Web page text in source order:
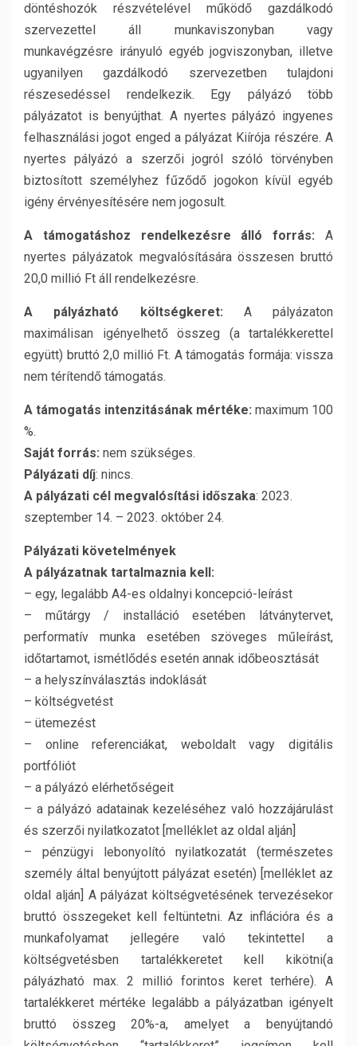
döntéshozók részvételével működő gazdálkodó
szervezettel áll munkaviszonyban vagy
munkavégzésre irányuló egyéb jogviszonyban, illetve
ugyanilyen gazdálkodó szervezetben tulajdoni
részesedéssel rendelkezik. Egy pályázó több
pályázatot is benyújthat. A nyertes pályázó ingyenes
felhasználási jogot enged a pályázat Kiírója részére. A
nyertes pályázó a szerzői jogról szóló törvényben
biztosított személyhez fűződő jogokon kívül egyéb
igény érvényesítésére nem jogosult.
A támogatáshoz rendelkezésre álló forrás: A
nyertes pályázatok megvalósítására összesen bruttó
20,0 millió Ft áll rendelkezésre.
A pályázható költségkeret: A pályázaton
maximálisan igényelhető összeg (a tartalékkerettel
együtt) bruttó 2,0 millió Ft. A támogatás formája: vissza
nem térítendő támogatás.
A támogatás intenzitásának mértéke: maximum 100
%.
Saját forrás: nem szükséges.
Pályázati díj: nincs.
A pályázati cél megvalósítási időszaka: 2023.
szeptember 14. – 2023. október 24.
Pályázati követelmények
A pályázatnak tartalmaznia kell:
– egy, legalább A4-es oldalnyi koncepció-leírást
– műtárgy / installáció esetében látványtervet,
performatív munka esetében szöveges műleírást,
időtartamot, ismétlődés esetén annak időbeosztását
– a helyszínválasztás indoklását
– költségvetést
– ütemezést
– online referenciákat, weboldalt vagy digitális
portfóliót
– a pályázó elérhetőségeit
– a pályázó adatainak kezeléséhez való hozzájárulást
és szerzői nyilatkozatot [melléklet az oldal alján]
– pénzügyi lebonyolító nyilatkozatát (természetes
személy által benyújtott pályázat esetén) [melléklet az
oldal alján] A pályázat költségvetésének tervezésekor
bruttó összegeket kell feltüntetni. Az inflációra és a
munkafolyamat jellegére való tekintettel a
költségvetésben tartalékkeretet kell kikötni(a
pályázható max. 2 millió forintos keret terhére). A
tartalékkeret mértéke legalább a pályázatban igényelt
bruttó összeg 20%-a, amelyet a benyújtandó